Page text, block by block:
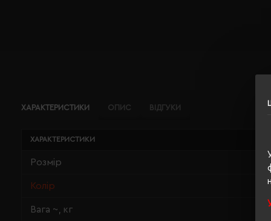
ХАРАКТЕРИСТИКИ ОПИС ВІДГУКИ
ХАРАКТЕРИСТИКИ
Розмір
Колір
Вага ~, кг